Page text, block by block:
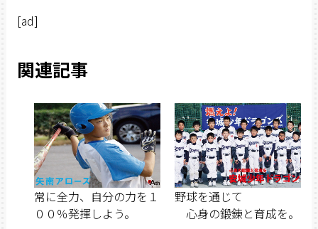
[ad]
関連記事
常に全力、自分の力を１
００％発揮しよう。
野球を通じて
心身の鍛錬と育成を。